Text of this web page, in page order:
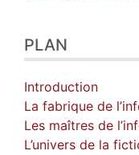
PLAN
Introduction
La fabrique de
Les maîtres de
L’univers de la